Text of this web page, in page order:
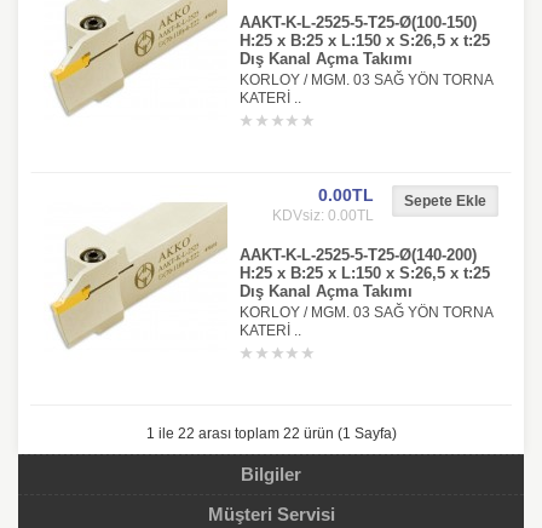
AAKT-K-L-2525-5-T25-Ø(100-150)
H:25 x B:25 x L:150 x S:26,5 x t:25
Dış Kanal Açma Takımı
KORLOY / MGM. 03 SAĞ YÖN TORNA
KATERİ ..
0.00TL
KDVsiz: 0.00TL
AAKT-K-L-2525-5-T25-Ø(140-200)
H:25 x B:25 x L:150 x S:26,5 x t:25
Dış Kanal Açma Takımı
KORLOY / MGM. 03 SAĞ YÖN TORNA
KATERİ ..
1 ile 22 arası toplam 22 ürün (1 Sayfa)
Bilgiler
Müşteri Servisi